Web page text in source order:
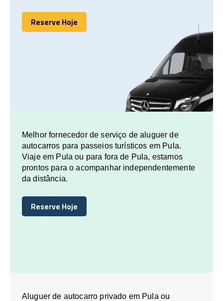
Reserve Hoje
Reserve Hoje
Melhor fornecedor de serviço de aluguer de
autocarros para passeios turísticos em Pula.
Viaje em Pula ou para fora de Pula, estamos
prontos para o acompanhar independentemente
da distância.
Reserve Hoje
Reserve Hoje
Aluguer de autocarro privado em Pula ou